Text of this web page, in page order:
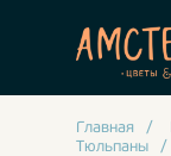
Главная /
Тюльпаны
/